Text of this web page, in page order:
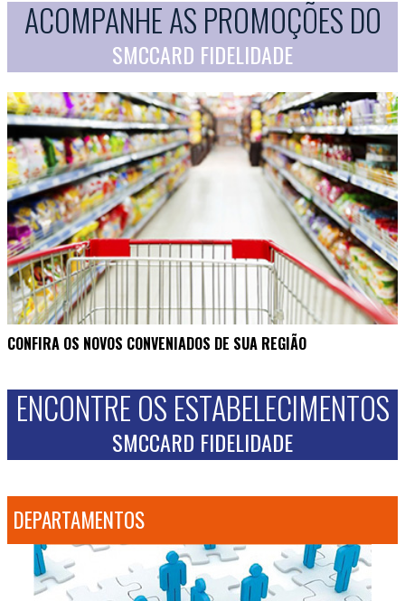
ACOMPANHE AS PROMOÇÕES DO
SMCCARD FIDELIDADE
CONFIRA OS NOVOS CONVENIADOS DE SUA REGIÃO
ENCONTRE OS ESTABELECIMENTOS
SMCCARD FIDELIDADE
DEPARTAMENTOS